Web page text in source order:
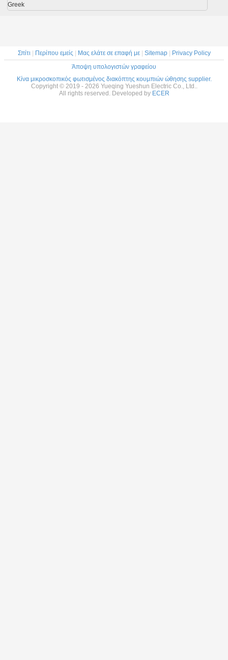
ανοξείδωτου
Greek
Σπίτι | Περίπου εμείς | Μας ελάτε σε επαφή με| Sitemap| Privacy Policy
Άποψη υπολογιστών γραφείου
Κίνα μικροσκοπικός φωτισμένος διακόπτης κουμπιών ώθησης supplier.
Copyright © 2019 - 2026 Yueqing Yueshun Electric Co., Ltd..
All rights reserved. Developed by ECER